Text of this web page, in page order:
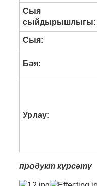
Сыя
сыйдырышлыгы:
Сыя:
Бәя:
Урлау:
продукт күрсәтү